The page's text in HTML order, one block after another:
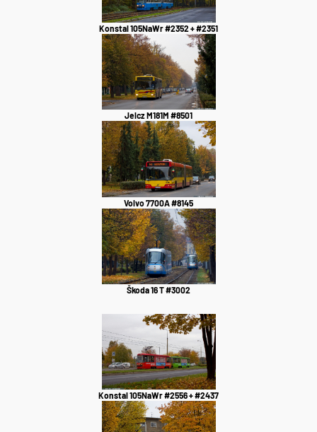
Konstal 105NaWr #2352 + #2351
Jelcz M181M #8501
Volvo 7700A #8145
Škoda 16 T #3002
Konstal 105NaWr #2556 + #2437